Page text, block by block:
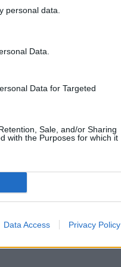
personal data.
Data.
Data for Targeted
Sale, and/or Sharing
with the Purposes for which it
Data Access Privacy Policy
selvää, ettei kyseisiä
rangaistus varotoimien
Örebro oli ennen ottelua
pelaajia stadionille, jos